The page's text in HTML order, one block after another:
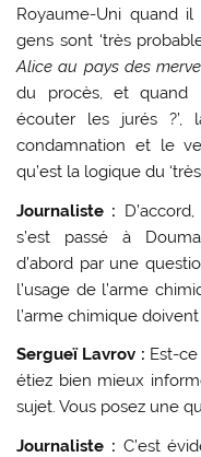
Royaume-Uni quand
gens sont ‘très
Alice au pays des
du procès, et quand
écouter les jurés ?’,
condamnation et le
qu’est la logique du
Journaliste :
s’est passé à
d’abord par une
l’usage de l’arme
l’arme chimique
Sergueï Lavrov : Est-
étiez bien mieux
sujet. Vous posez une
Journaliste : C’est